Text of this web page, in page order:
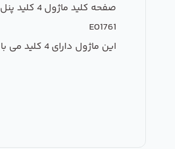
صفحه کلید ماژول 4 کلید پنل gasmonitor pluse crowcon
E01761
این ماژول دارای 4 کلید می باشد که به عنوان تنظیم پنل گاز سنج مورد استفاده قرار می گیرد